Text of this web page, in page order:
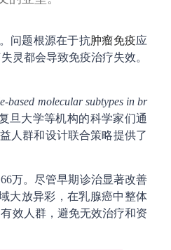
问题根源在于抗肿瘤免疫应
灵都会导致免疫治疗失效。
based molecular subtypes in br
旦大学等机构的科学家们通
人群和设计联合策略提供了
万。尽管早期诊治显著改善
大放异彩，在乳腺癌中整体
效人群，避免无效治疗和资